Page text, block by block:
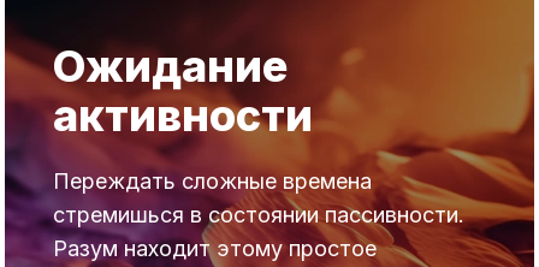
Ожидание
активности
Переждать сложные времена
стремишься в состоянии пассивности.
Разум находит этому простое